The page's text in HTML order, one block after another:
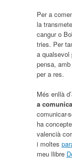
Per a
la
cangur o
tries. Per
a qualsevol
pensa,
per a res.
Més enllà
a
comunicar-
ha
valencià
i moltes
meu llibre